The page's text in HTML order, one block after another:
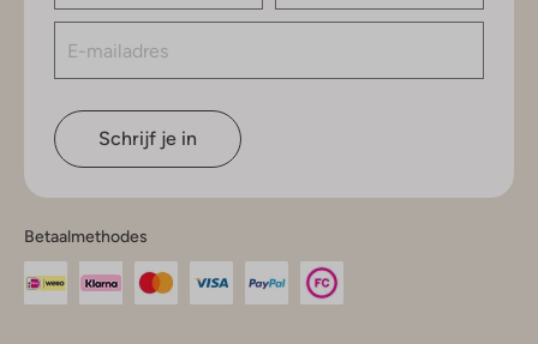
Schrijf je in
Betaalmethodes